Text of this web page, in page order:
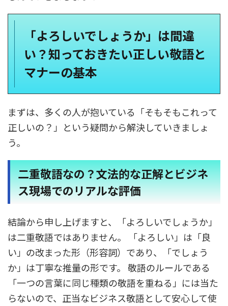
「よろしいでしょうか」は間違
い？知っておきたい正しい敬語と
マナーの基本
まずは、多くの人が抱いている「そもそもこれって
正しいの？」という疑問から解決していきましょ
う。
二重敬語なの？文法的な正解とビジネ
ス現場でのリアルな評価
結論から申し上げますと、「よろしいでしょうか」
は二重敬語ではありません。 「よろしい」は「良
い」の改まった形（形容詞）であり、「でしょう
か」は丁寧な推量の形です。 敬語のルールである
「一つの言葉に同じ種類の敬語を重ねる」には当た
らないので、正当なビジネス敬語として安心して使